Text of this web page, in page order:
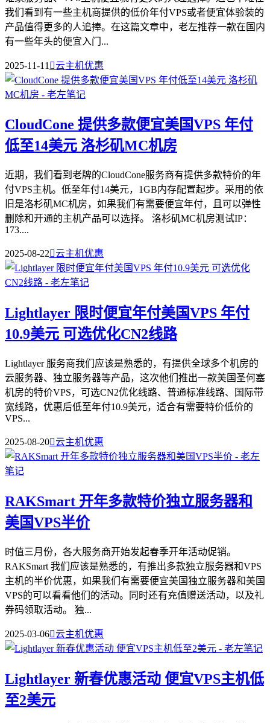
我们看到有一些主机商提供的低价年付VPS或者便宜体验装的
产品值得更多的人追捧。在这篇文章中，老左推荐一款在国内
有一些年头的便宜入门...
2025-11-11 云主机优惠
CloudCone 提供多款便宜美国VPS 年付
低至14美元 洛杉矶MC机房
近期，我们看到老牌的CloudCone服务商有提供多款特价的年
付VPS主机。低至年付14美元，1GB内存配置起步。采用的依
旧是洛杉矶MC机房，如果我们有需要便宜年付，且可以弹性
删除和开通的主机产品可以选择。 洛杉矶MC机房测试IP：
173....
2025-08-22云主机优惠
Lightlayer 限时便宜年付美国VPS 年付
10.9美元 可选优化CN2线路
Lightlayer 服务商我们应该是熟悉的，有提供全球多个机房的
云服务器、独立服务器等产品，这次他们推出一款美国圣何塞
机房的特价VPS，可选CN2优化线路、普通标准线路、国际带
宽线路，优惠后低至年付10.9美元，适合有需要特价低价的
VPS...
2025-08-20云主机优惠
RAKSmart 开年多款特价独立服务器和
美国VPS半价
时值三月份，各大服务商开始发起春季开年活动促销。
RAKSmart 我们应该是熟悉的，有推出多款独立服务器和VPS
主机的半价优惠，如果我们有需要便宜美国独立服务器和美国
VPS的可以看看他们的活动。同时还有充值赠送活动，以及礼
券码领取活动。 独...
2025-03-06云主机优惠
Lightlayer 新春优惠活动 便宜VPS主机低
至2美元